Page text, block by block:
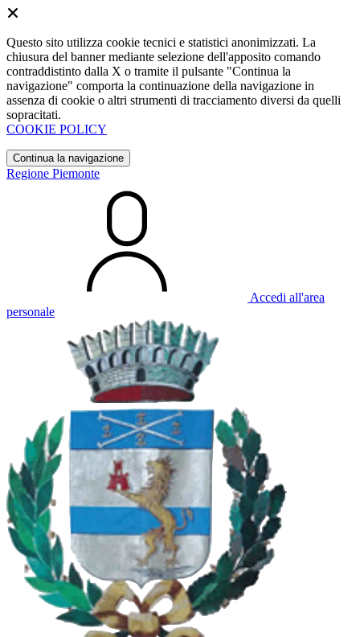
Questo sito utilizza cookie tecnici e statistici anonimizzati. La
chiusura del banner mediante selezione dell'apposito comando
contraddistinto dalla X o tramite il pulsante "Continua la
navigazione" comporta la continuazione della navigazione in
assenza di cookie o altri strumenti di tracciamento diversi da quelli
sopracitati.
COOKIE POLICY
Continua la navigazione
Regione Piemonte
Accedi all'area
personale